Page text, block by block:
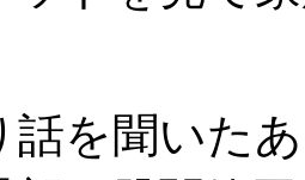
話を聞いた